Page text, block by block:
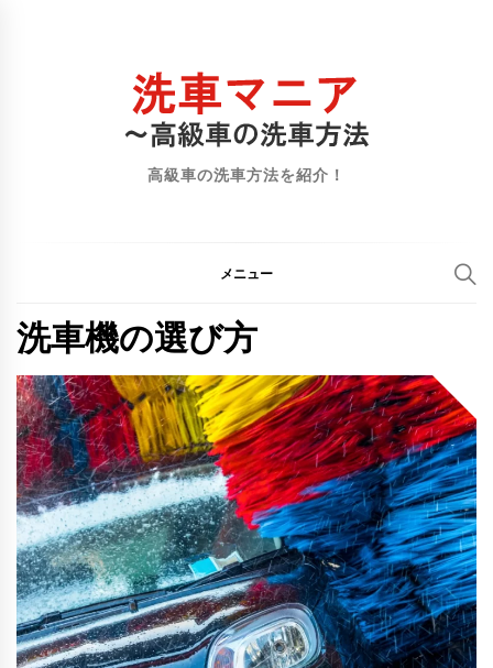
高級車の洗車方法を紹介！
メニュー
洗車機の選び方